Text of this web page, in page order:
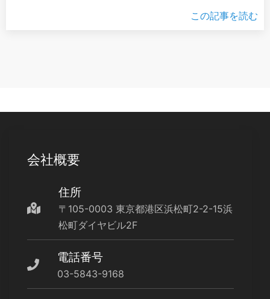
この記事を読む
会社概要
住所
〒105-0003 東京都港区浜松町2-2-15浜
松町ダイヤビル2F
電話番号
03-5843-9168